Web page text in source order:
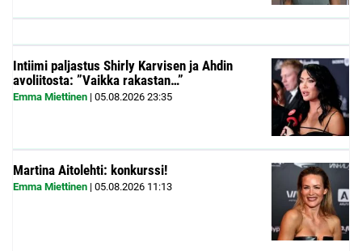
Intiimi paljastus Shirly Karvisen ja Ahdin
avoliitosta: ”Vaikka rakastan…”
Emma Miettinen | 05.08.2026 23:35
Martina Aitolehti: konkurssi!
Emma Miettinen | 05.08.2026 11:13